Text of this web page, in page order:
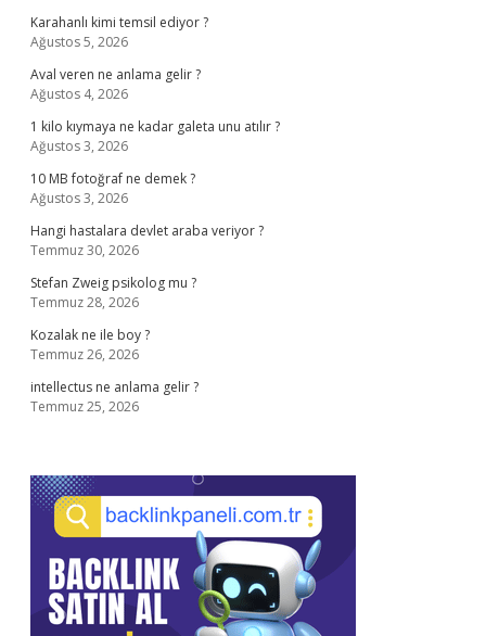
Karahanlı kimi temsil ediyor ?
Ağustos 5, 2026
Aval veren ne anlama gelir ?
Ağustos 4, 2026
1 kilo kıymaya ne kadar galeta unu atılır ?
Ağustos 3, 2026
10 MB fotoğraf ne demek ?
Ağustos 3, 2026
Hangi hastalara devlet araba veriyor ?
Temmuz 30, 2026
Stefan Zweig psikolog mu ?
Temmuz 28, 2026
Kozalak ne ile boy ?
Temmuz 26, 2026
intellectus ne anlama gelir ?
Temmuz 25, 2026